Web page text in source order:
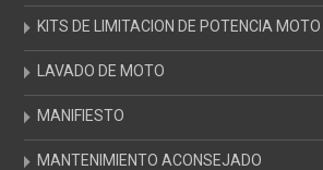
KITS DE LIMITACION DE POTENCIA MOTO
LAVADO DE MOTO
MANIFIESTO
MANTENIMIENTO ACONSEJADO